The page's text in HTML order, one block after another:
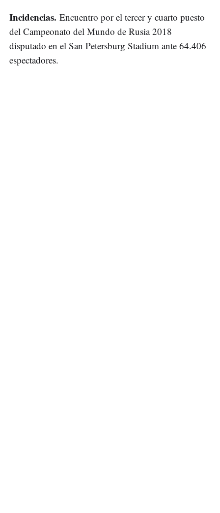
Incidencias. Encuentro por el tercer y cuarto puesto
del Campeonato del Mundo de Rusia 2018
disputado en el San Petersburg Stadium ante 64.406
espectadores.